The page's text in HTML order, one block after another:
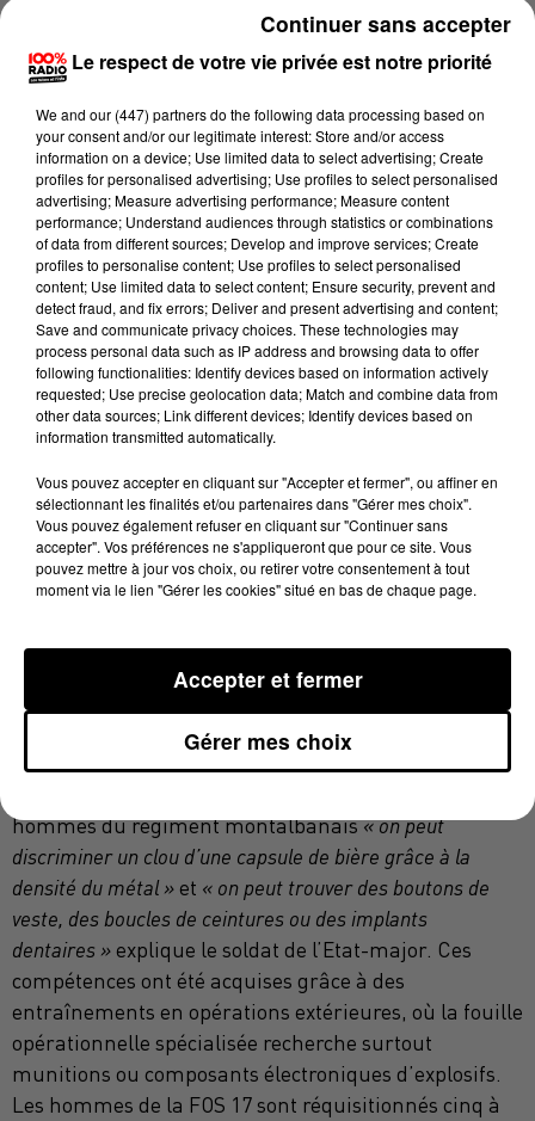
peuvent impacter le temps de recherche »précise le
militaire.
UN APPAREIL CAPABLE DE
DÉTECTER DES MÉTAUX À 6
MÈTRES DE PROFONDEUR
La FOS est équipée de plusieurs détecteurs de métaux
capables de trouver les objets métalliques de 0 à 6
mètres de profondeur« mais plus on ira profond, plus
les objets devront avoir un écho métallique important »,
l’inverse« sur la couche supérieure de terre, les
détecteurs fins peuvent identifier de tout petits objets »
Les détecteurs militaires sont adaptés à la vie en
campagne militaire« ils ne craignent pas l’eau ou les
conditions météo ».
COMPÉTENTS : PIÈCES
MAÎTRESSES DU DISPOSITIF
hommes du régiment montalbanais« on peut
discriminer un clou d’une capsule de bière grâce à la
densité du métal » et « on peut trouver des boutons de
veste, des boucles de ceintures ou des implants
dentaires » explique le soldat de l’Etat-major. Ces
compétences ont été acquises grâce à des
entraînements en opérations extérieures, où la fouille
opérationnelle spécialisée recherche surtout
munitions ou composants électroniques d’explosifs.
Les hommes de la FOS 17 sont réquisitionnés cinq à
Le respect de votre vie privée est notre priorité
We and our (447) partnersdo the following data processing based on
your consent and/or our legitimate interest: Store and/or access
information on a device; Use limited data to select advertising; Create
profiles for personalised advertising; Use profiles to select personalised
advertising; Measure advertising performance; Measure content
performance; Understand audiences through statistics or combinations
of data from different sources; Develop and improve services; Create
profiles to personalise content; Use profiles to select personalised
content; Use limited data to select content; Ensure security, prevent and
detect fraud, and fix errors; Deliver and present advertising and content;
Save and communicate privacy choices. These technologies may
process personal data such as IP address and browsing data to offer
following functionalities: Identify devices based on information actively
requested; Use precise geolocation data; Match and combine data from
other data sources; Link different devices; Identify devices based on
information transmitted automatically.
Vous pouvez accepter en cliquant sur "Accepter et fermer", ou affiner en
sélectionnant les finalités et/ou partenaires dans "Gérer mes choix".
Vous pouvez également refuser en cliquant sur "Continuer sans
accepter". Vos préférences ne s'appliqueront que pour ce site. Vous
pouvez mettre à jour vos choix, ou retirer votre consentement à tout
moment via le lien "Gérer les cookies" situé en bas de chaque page.
Gérer mes choix
Accepter et fermer
Continuer sans accepter